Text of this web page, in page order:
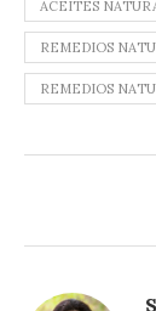
ACEITES
REMEDIOS
REMEDIOS